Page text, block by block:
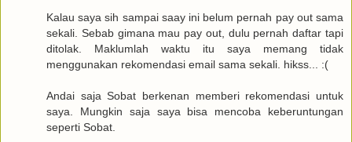
Kalau saya sih sampai saay ini belum pernah pay out sama
sekali. Sebab gimana mau pay out, dulu pernah daftar tapi
ditolak. Maklumlah waktu itu saya memang tidak
menggunakan rekomendasi email sama sekali. hikss... :(
Andai saja Sobat berkenan memberi rekomendasi untuk
saya. Mungkin saja saya bisa mencoba keberuntungan
seperti Sobat.